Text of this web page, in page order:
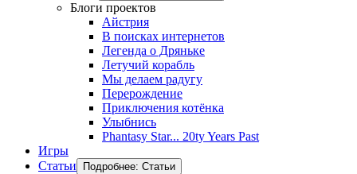
Блоги проектов
Айстрия
В поисках интернетов
Легенда о Дряньке
Летучий корабль
Мы делаем радугу
Перерождение
Приключения котёнка
Улыбнись
Phantasy Star... 20ty Years Past
Игры
Статьи
Подробнее: Статьи